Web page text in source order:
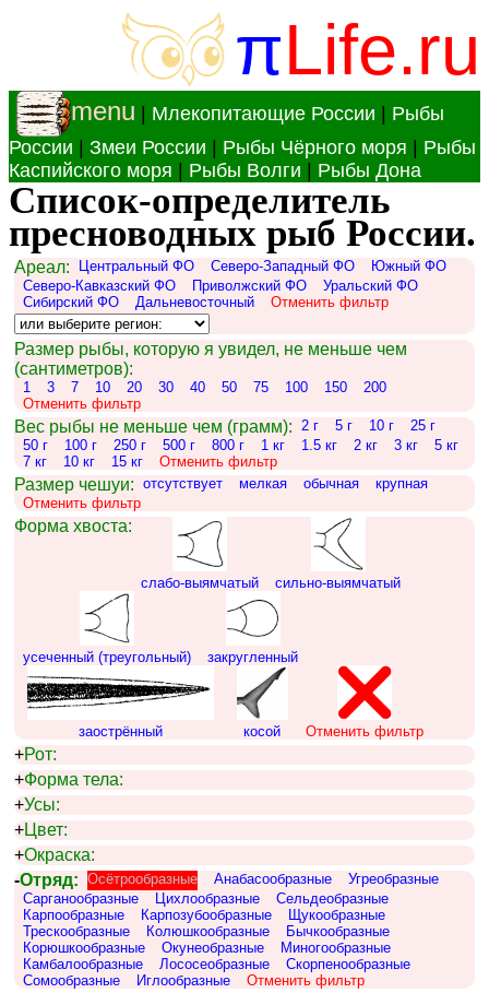
πLife.ru
menu Млекопитающие России
Рыбы
России
Змеи России Рыбы Чёрного моря
Рыбы
Каспийского моря
Рыбы Волги Рыбы Дона
Список-определитель
пресноводных рыб России.
Ареал: Центральный ФО Северо-Западный ФО
Южный ФО
Северо-Кавказский ФО
Приволжский ФО
Уральский ФО
Сибирский ФО
Дальневосточный Отменить фильтр
Размер рыбы, которую я увидел, не меньше чем
(сантиметров):
1 3 7 10 20 30 40 50 75 100 150
200
Отменить фильтр
Вес рыбы не меньше чем (грамм): 2 г 5 г 10 г
25 г
50 г
100 г 250 г 500 г 800 г 1 кг 1.5 кг 2 кг 3 кг
5 кг
7 кг
10 кг 15 кг Отменить фильтр
Размер чешуи: отсутствует мелкая обычная
крупная
Отменить фильтр
Форма хвоста:
слабо-выямчатый сильно-выямчатый
усеченный (треугольный) закругленный
заострённый косой Отменить фильтр
+Рот:
+Форма тела:
+Усы:
+Цвет:
+Окраска:
-Отряд: Осётрообразные Анабасообразные
Угреобразные
Сарганообразные
Цихлообразные
Сельдеобразные
Карпообразные
Карпозубообразные
Щукообразные
Трескообразные
Колюшкообразные
Бычкообразные
Корюшкообразные
Окунеобразные
Миногообразные
Камбалообразные
Лососеобразные
Скорпенообразные
Сомообразные
Иглообразные Отменить фильтр